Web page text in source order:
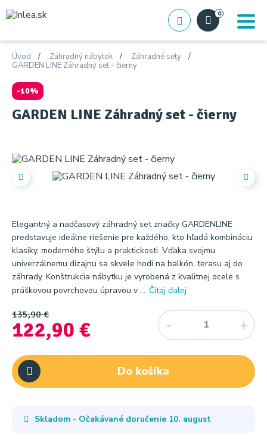
0
Úvod Záhradný nábytok
Záhradné sety
GARDEN LINE Záhradný set - čierny
-10%
GARDEN LINE Záhradný set - čierny
Elegantný a nadčasový záhradný set značky GARDENLINE
predstavuje ideálne riešenie pre každého, kto hľadá kombináciu
klasiky, moderného štýlu a praktickosti. Vďaka svojmu
univerzálnemu dizajnu sa skvele hodí na balkón, terasu aj do
záhrady. Konštrukcia nábytku je vyrobená z kvalitnej ocele s
práškovou povrchovou úpravou v ... Čítaj ďalej
135,90 €
122,90 €
Do košíka
Skladom - Očakávané doručenie 10. august